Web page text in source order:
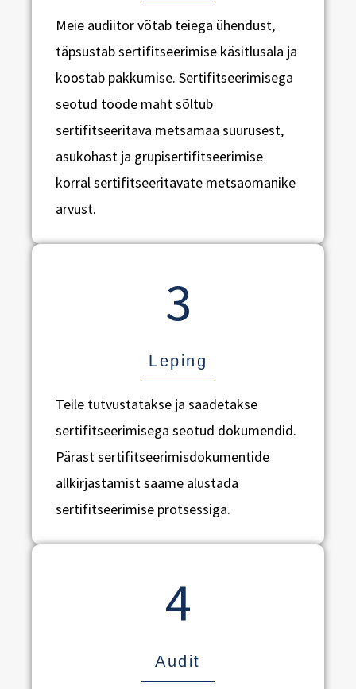
Meie audiitor võtab teiega ühendust,
täpsustab sertifitseerimise käsitlusala ja
koostab pakkumise. Sertifitseerimisega
seotud tööde maht sõltub
sertifitseeritava metsamaa suurusest,
asukohast ja grupisertifitseerimise
korral sertifitseeritavate metsaomanike
arvust.
3
Leping
Teile tutvustatakse ja saadetakse
sertifitseerimisega seotud dokumendid.
Pärast sertifitseerimisdokumentide
allkirjastamist saame alustada
sertifitseerimise protsessiga.
4
Audit